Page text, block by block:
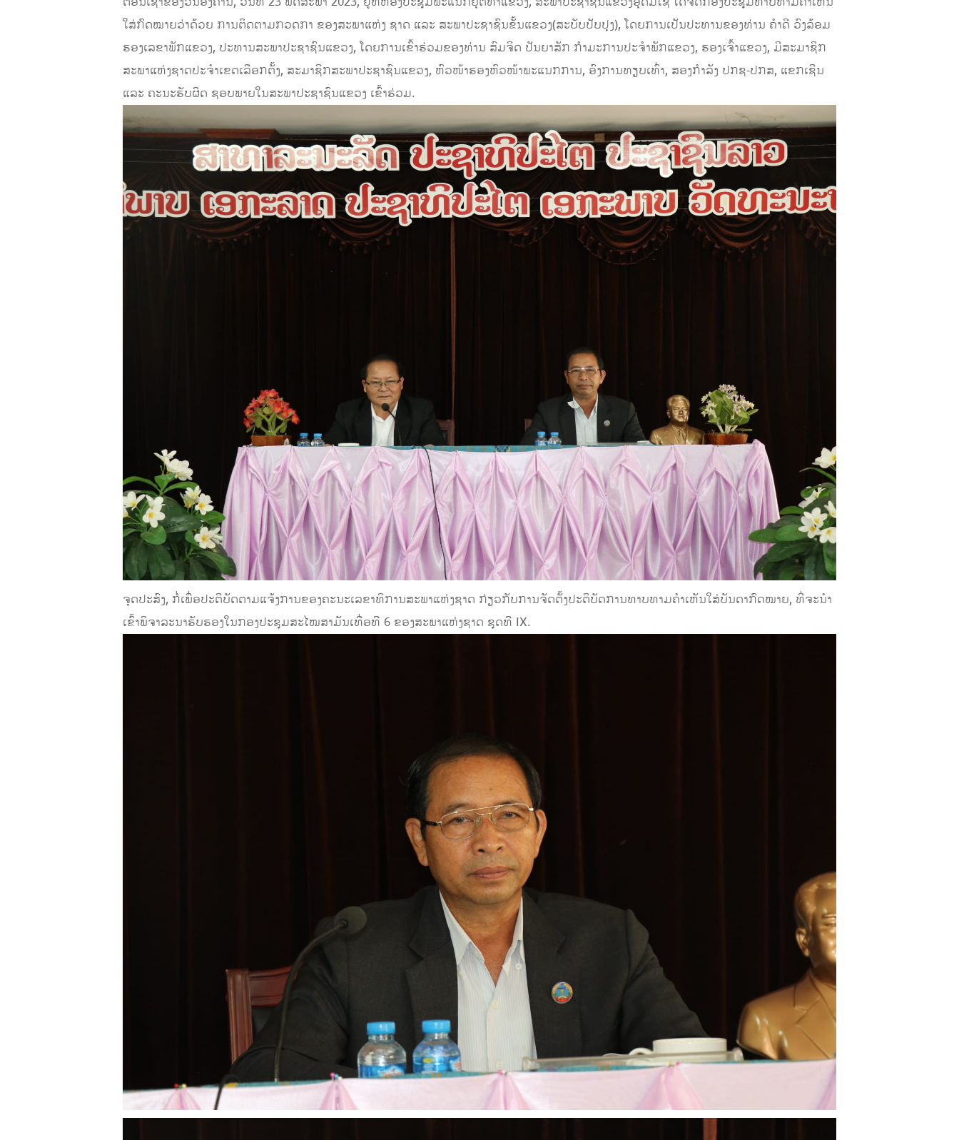
ໃສ່ກົດໝາຍວ່າດ້ວຍ ການຕິດຕາມກວດກາ ຂອງສະພາແຫ່ງ ຊາດ ແລະ ສະພາປະຊາຊົນຂັ້ນແຂວງ(ສະບັບປັບປຸງ), ໂດຍການເປັນປະທານຂອງທ່ານ ຄໍາດີ ວົງລ້ອມ
ຮອງເລຂາພັກແຂວງ, ປະທານສະພາປະຊາຊົນແຂວງ, ໂດຍການເຂົ້າຮ່ວມຂອງທ່ານ ສົມຈິດ ປັນຍາສັກ ກໍາມະການປະຈໍາພັກແຂວງ, ຮອງເຈົ້າແຂວງ, ມີສະມາຊິກ
ສະພາແຫ່ງຊາດປະຈໍາເຂດເລືອກຕັ້ງ, ສະມາຊິກສະພາປະຊາຊົນແຂວງ, ຫົວໜ້າຮອງຫົວໜ້າພະແນກການ, ອົງການທຽບເທົ່າ, ສອງກໍາລັງ ປກຊ-ປກສ, ແຂກເຊີນ
ແລະ ຄະນະຮັບຜິດ ຊອບພາຍໃນສະພາປະຊາຊົນແຂວງ ເຂົ້າຮ່ວມ.
ຈຸດປະສົງ, ກໍ່ເພື່ອປະຕິບັດຕາມແຈ້ງການຂອງຄະນະເລຂາທິການສະພາແຫ່ງຊາດ ກ່ຽວກັບການຈັດຕັ້ງປະຕິບັດການທາບທາມຄຳເຫັນໃສ່ບັນດາກົດໝາຍ, ທີ່ຈະນຳ
ເຂົ້າພິຈາລະນາຮັບຮອງໃນກອງປະຊຸມສະໄໝສາມັນເທື່ອທີ 6 ຂອງສະພາແຫ່ງຊາດ ຊຸດທີ IX.